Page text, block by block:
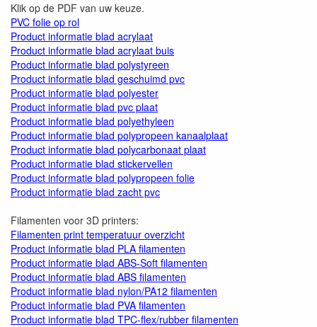
Klik op de PDF van uw keuze.
PVC folie op rol
Product informatie blad acrylaat
Product informatie blad acrylaat buis
Product informatie blad polystyreen
Product informatie blad geschuimd pvc
Product informatie blad polyester
Product informatie blad pvc plaat
Product informatie blad polyethyleen
Product informatie blad polypropeen kanaalplaat
Product informatie blad polycarbonaat plaat
Product informatie blad stickervellen
Product informatie blad polypropeen folie
Product informatie blad zacht pvc
Filamenten voor 3D printers:
Filamenten print temperatuur overzicht
Product informatie blad PLA filamenten
Product informatie blad ABS-Soft filamenten
Product informatie blad ABS filamenten
Product informatie blad nylon/PA12 filamenten
Product informatie blad PVA filamenten
Product informatie blad TPC-flex/rubber filamenten